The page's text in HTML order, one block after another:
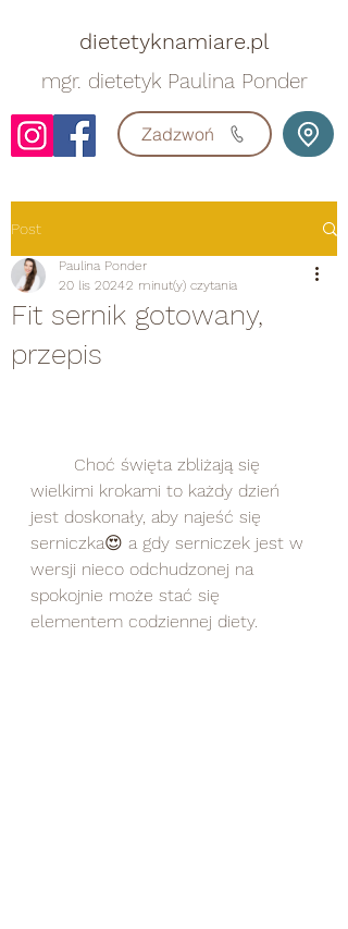
dietetyknamiare.pl
mgr. dietetyk Paulina Ponder
Zadzwoń
Post
Fit sernik gotowany,
przepis
Paulina Ponder
20 lis 20242 minut(y) czytania
wielkimi krokami to każdy dzień
jest doskonały, aby najeść się
serniczka😍 a gdy serniczek jest w
wersji nieco odchudzonej na
spokojnie może stać się
elementem codziennej diety.